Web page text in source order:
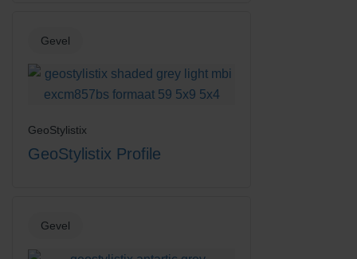
Gevel
GeoStylistix
GeoStylistix Profile
Gevel